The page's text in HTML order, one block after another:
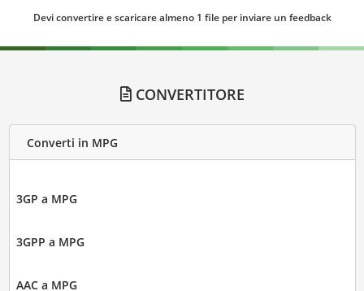
Devi convertire e scaricare almeno 1 file per inviare un feedback
CONVERTITORE
Converti in MPG
3GP a MPG
3GPP a MPG
AAC a MPG